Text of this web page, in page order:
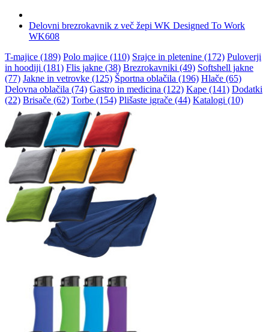
Delovni brezrokavnik z več žepi WK Designed To Work
WK608
T-majice (189) Polo majice (110) Srajce in pletenine (172) Puloverji
in hoodiji (181) Flis jakne (38) Brezrokavniki (49) Softshell jakne
(77) Jakne in vetrovke (125) Športna oblačila (196) Hlače (65)
Delovna oblačila (74) Gastro in medicina (122) Kape (141) Dodatki
(22) Brisače (62) Torbe (154) Plišaste igrače (44) Katalogi (10)